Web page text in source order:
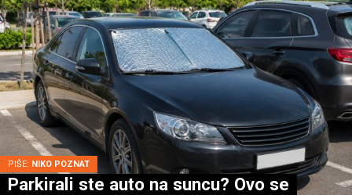
PIŠE: NIKO POZNAT
Parkirali ste auto na suncu? Ovo se